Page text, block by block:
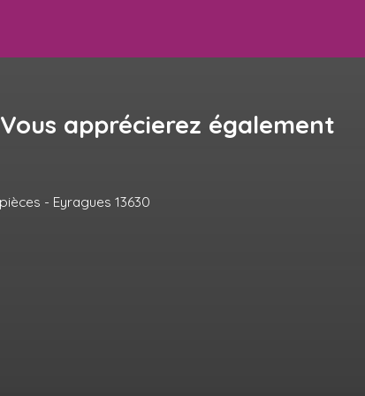
Vous apprécierez également